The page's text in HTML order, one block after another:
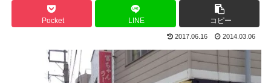
Pocket LINE コピー
2017.06.16 2014.03.06